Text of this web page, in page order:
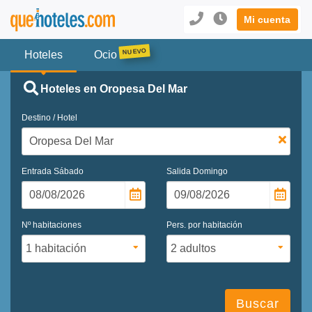
Mi cuenta
Hoteles Ocio
Hoteles en Oropesa Del Mar
Destino / Hotel
Entrada Sábado Salida Domingo
Nº habitaciones Pers. por habitación
Buscar